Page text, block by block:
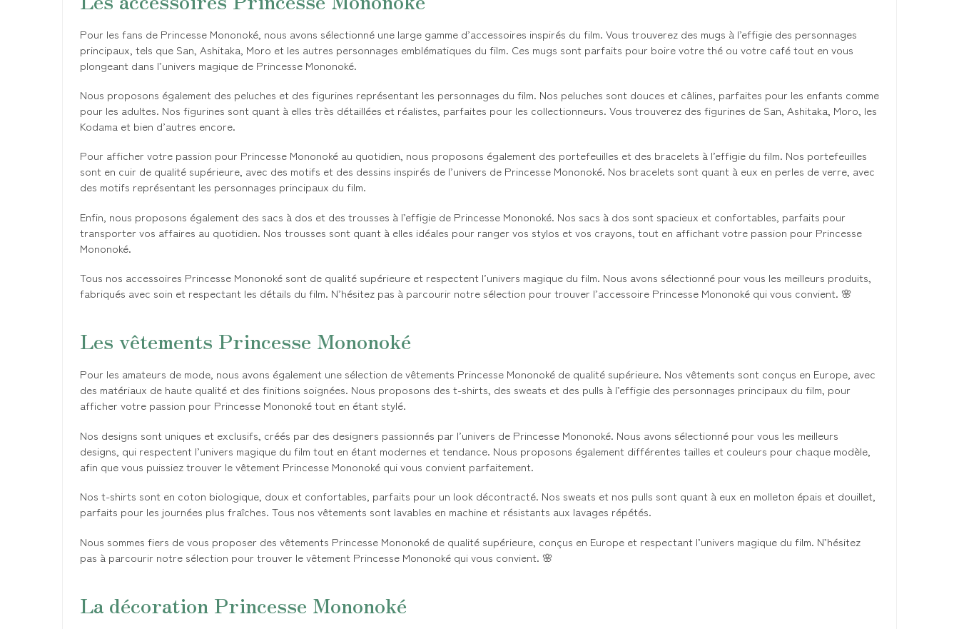
Pour les fans de Princesse Mononoké, nous avons sélectionné une large gamme d’accessoires inspirés du film. Vous trouverez des mugs à l’effigie des personnages
principaux, tels que San, Ashitaka, Moro et les autres personnages emblématiques du film. Ces mugs sont parfaits pour boire votre thé ou votre café tout en vous
plongeant dans l’univers magique de Princesse Mononoké.
Nous proposons également des peluches et des figurines représentant les personnages du film. Nos peluches sont douces et câlines, parfaites pour les enfants comme
pour les adultes. Nos figurines sont quant à elles très détaillées et réalistes, parfaites pour les collectionneurs. Vous trouverez des figurines de San, Ashitaka, Moro, les
Kodama et bien d’autres encore.
Pour afficher votre passion pour Princesse Mononoké au quotidien, nous proposons également des portefeuilles et des bracelets à l’effigie du film. Nos portefeuilles
sont en cuir de qualité supérieure, avec des motifs et des dessins inspirés de l’univers de Princesse Mononoké. Nos bracelets sont quant à eux en perles de verre, avec
des motifs représentant les personnages principaux du film.
Enfin, nous proposons également des sacs à dos et des trousses à l’effigie de Princesse Mononoké. Nos sacs à dos sont spacieux et confortables, parfaits pour
transporter vos affaires au quotidien. Nos trousses sont quant à elles idéales pour ranger vos stylos et vos crayons, tout en affichant votre passion pour Princesse
Mononoké.
Tous nos accessoires Princesse Mononoké sont de qualité supérieure et respectent l’univers magique du film. Nous avons sélectionné pour vous les meilleurs produits,
fabriqués avec soin et respectant les détails du film. N’hésitez pas à parcourir notre sélection pour trouver l’accessoire Princesse Mononoké qui vous convient. 🌸
Les vêtements Princesse Mononoké
Pour les amateurs de mode, nous avons également une sélection de vêtements Princesse Mononoké de qualité supérieure. Nos vêtements sont conçus en Europe, avec
des matériaux de haute qualité et des finitions soignées. Nous proposons des t-shirts, des sweats et des pulls à l’effigie des personnages principaux du film, pour
afficher votre passion pour Princesse Mononoké tout en étant stylé.
Nos designs sont uniques et exclusifs, créés par des designers passionnés par l’univers de Princesse Mononoké. Nous avons sélectionné pour vous les meilleurs
designs, qui respectent l’univers magique du film tout en étant modernes et tendance. Nous proposons également différentes tailles et couleurs pour chaque modèle,
afin que vous puissiez trouver le vêtement Princesse Mononoké qui vous convient parfaitement.
Nos t-shirts sont en coton biologique, doux et confortables, parfaits pour un look décontracté. Nos sweats et nos pulls sont quant à eux en molleton épais et douillet,
parfaits pour les journées plus fraîches. Tous nos vêtements sont lavables en machine et résistants aux lavages répétés.
Nous sommes fiers de vous proposer des vêtements Princesse Mononoké de qualité supérieure, conçus en Europe et respectant l’univers magique du film. N’hésitez
pas à parcourir notre sélection pour trouver le vêtement Princesse Mononoké qui vous convient. 🌸
La décoration Princesse Mononoké